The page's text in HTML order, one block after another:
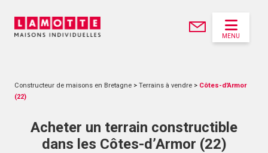
MENU
Constructeur de maisons en Bretagne > Terrains à vendre > Côtes-d'Armor
(22)
Acheter un terrain constructible
dans les Côtes-d’Armor (22)